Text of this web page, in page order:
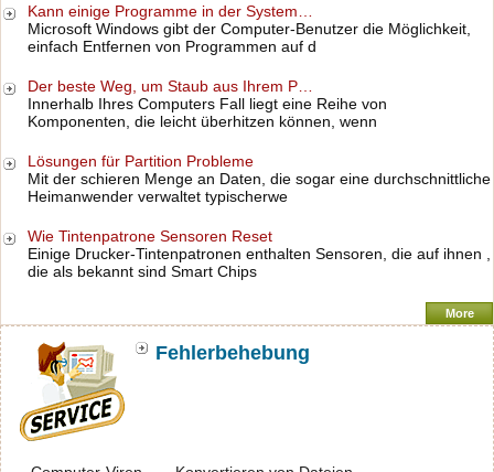
Kann einige Programme in der System…
Microsoft Windows gibt der Computer-Benutzer die Möglichkeit,
einfach Entfernen von Programmen auf d
Der beste Weg, um Staub aus Ihrem P…
Innerhalb Ihres Computers Fall liegt eine Reihe von
Komponenten, die leicht überhitzen können, wenn
Lösungen für Partition Probleme
Mit der schieren Menge an Daten, die sogar eine durchschnittliche
Heimanwender verwaltet typischerwe
Wie Tintenpatrone Sensoren Reset
Einige Drucker-Tintenpatronen enthalten Sensoren, die auf ihnen ,
die als bekannt sind Smart Chips
More
Fehlerbehebung